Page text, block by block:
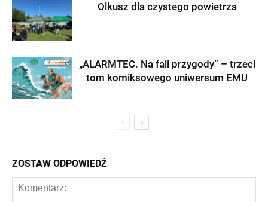
Olkusz dla czystego powietrza
„ALARMTEC. Na fali przygody” – trzeci
tom komiksowego uniwersum EMU
ZOSTAW ODPOWIEDŹ